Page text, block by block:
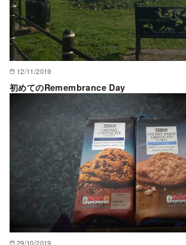
12/11/2019
初めてのRemembrance Day
29/10/2019